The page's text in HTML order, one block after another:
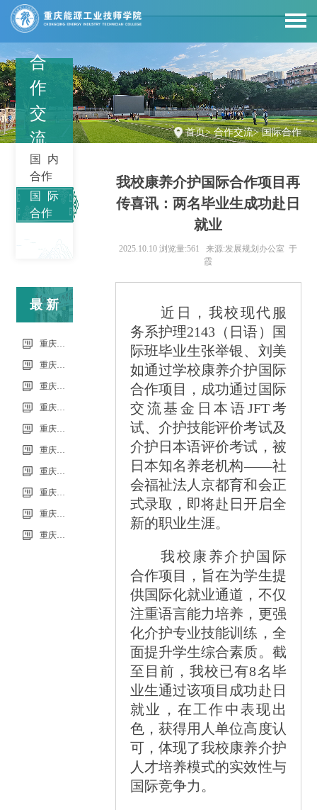
首页>合作交流>国际合作
合
作
交
流
国内
合作
国际
合作
最新
信息
我校康养介护国际合作项目再
传喜讯：两名毕业生成功赴日
就业
2025.10.10 浏览量:561
来源:发展规划办公室 于
霞
近日，我校现代服
务系护理2143（日语）国
际班毕业生张举银、刘美
如通过学校康养介护国际
合作项目，成功通过国际
交流基金日本语JFT考
试、介护技能评价考试及
介护日本语评价考试，被
日本知名养老机构——社
会福祉法人京都育和会正
式录取，即将赴日开启全
新的职业生涯。
我校康养介护国际
合作项目，旨在为学生提
供国际化就业通道，不仅
注重语言能力培养，更强
化介护专业技能训练，全
面提升学生综合素质。截
至目前，我校已有8名毕
业生通过该项目成功赴日
就业，在工作中表现出
色，获得用人单位高度认
可，体现了我校康养介护
人才培养模式的实效性与
国际竞争力。